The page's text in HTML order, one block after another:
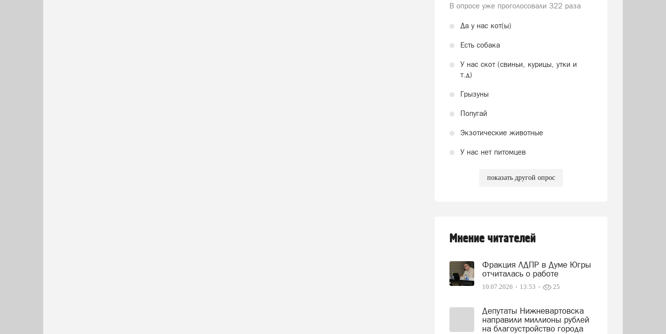
В опросе уже проголосовали 322 раза
Да у нас кот(ы)
Есть собака
У нас скот (свиньи, курицы, утки и
т.д)
Грызуны
Попугай
Экзотические животные
У нас нет питомцев
показать другой опрос
Мнение читателей
Фракция ЛДПР в Думе Югры
отчиталась о работе
10.07.2026 13:53 25
Депутаты Нижневартовска
направили миллионы рублей
на благоустройство города